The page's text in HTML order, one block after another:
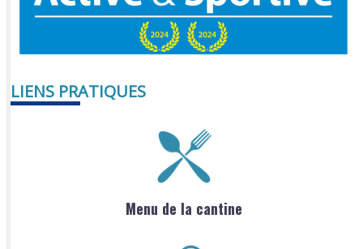
LIENS PRATIQUES
Menu de la cantine